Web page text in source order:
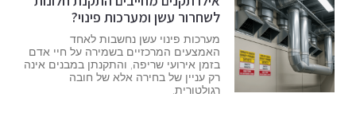
לשחרור עשן ומערכות פינוי?
מערכות פינוי עשן נחשבות לאחד
האמצעים המרכזיים בשמירה על חיי אדם
בזמן אירועי שריפה, והתקנתן במבנים אינה
רק עניין של בחירה אלא של חובה
רגולטורית.